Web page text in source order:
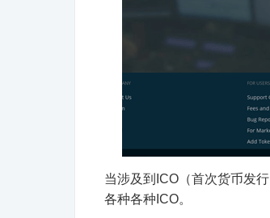
当涉及到ICO（首次货币发行
各种各种ICO。